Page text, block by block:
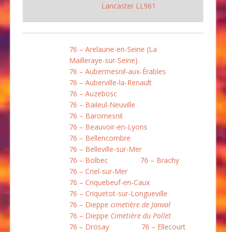
Lancaster LL961
76 – Arelaune-en-Seine (La
Mailleraye-sur-Seine)
76 – Aubermesnil-aux-Érables
76 – Auberville-la-Renault
76 – Auzebosc
76 – Baileul-Neuville
76 – Baromesnil
76 – Beauvoir-en-Lyons
76 – Bellencombre
76 – Belleville-sur-Mer
76 – Bolbec
76 – Brachy
76 – Criel-sur-Mer
76 – Criquebeuf-en-Caux
76 – Criquetot-sur-Longueville
76 – Dieppe cimetière de Janval
76 – Dieppe Cimetière du Pollet
76 – Drosay
76 – Ellecourt